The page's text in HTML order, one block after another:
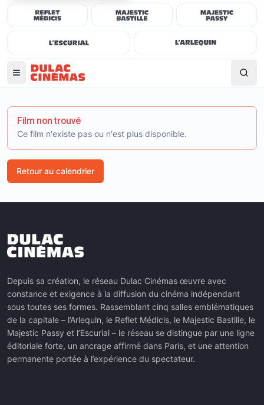
Film non trouvé
Ce film n'existe pas ou n'est plus disponible.
Retour au calendrier
Depuis sa création, le réseau Dulac Cinémas œuvre avec
constance et exigence à la diffusion du cinéma indépendant
sous toutes ses formes. Rassemblant cinq salles emblématiques
de la capitale – l’Arlequin, le Reflet Médicis, le Majestic Bastille, le
Majestic Passy et l’Escurial – le réseau se distingue par une ligne
éditoriale forte, un ancrage affirmé dans Paris, et une attention
permanente portée à l’expérience du spectateur.